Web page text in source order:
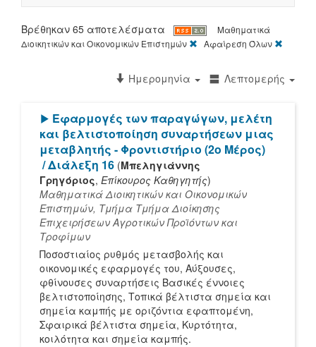
Βρέθηκαν 65 αποτελέσματα
Μαθηματικά
Διοικητικών και Οικονομικών Επιστημών
[X]Αφαίρεση Όλων
Λεπτομερής
Ημερομηνία
[Play]
Εφαρμογές των παραγώγων, μελέτη
και βελτιστοποίηση συναρτήσεων μιας
μεταβλητής - Φροντιστήριο (2ο Μέρος)
/ Διάλεξη 16 (Μπεληγιάννης
Γρηγόριος, Επίκουρος Καθηγητής)
Μαθηματικά Διοικητικών και Οικονομικών
Επιστημών, Τμήμα Τμήμα Διοίκησης
Επιχειρήσεων Αγροτικών Προϊόντων και
Τροφίμων
Ποσοστιαίος ρυθμός μετασβολής και
οικονομικές εφαρμογές του, Αύξουσες,
φθίνουσες συναρτήσεις Βασικές έννοιες
βελτιστοποίησης, Τοπικά βέλτιστα σημεία και
σημεία καμπής με οριζόντια εφαπτομένη,
Σφαιρικά βέλτιστα σημεία, Κυρτότητα,
κοιλότητα και σημεία καμπής.